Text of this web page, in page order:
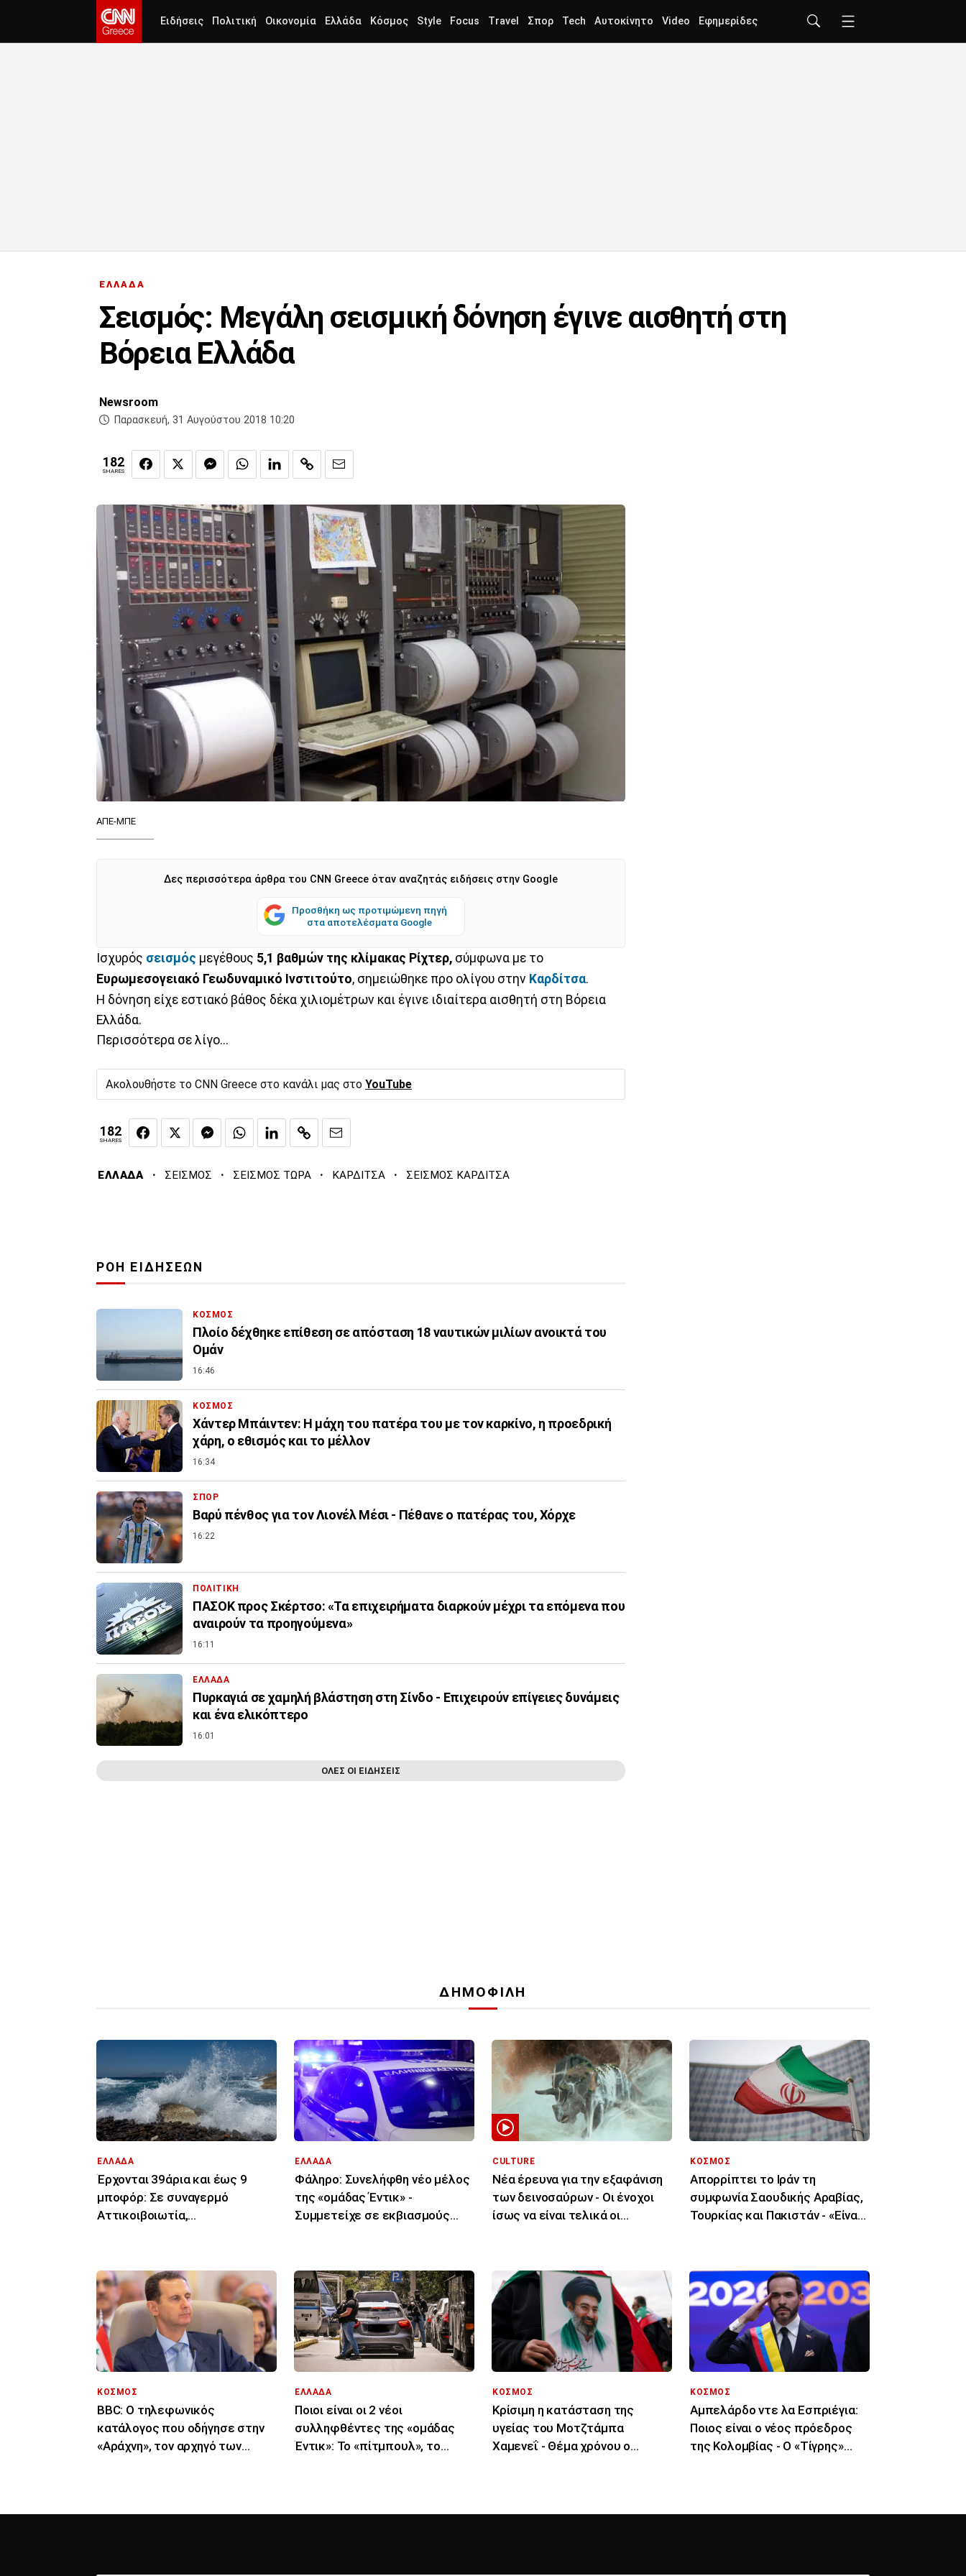
Ειδήσεις Πολιτική Οικονομία Ελλάδα Κόσμος Style Focus Travel Σπορ Tech Αυτοκίνητο Video Εφημερίδες
ΕΛΛΑΔΑ
Σεισμός: Μεγάλη σεισμική δόνηση έγινε αισθητή στη
Βόρεια Ελλάδα
Newsroom
Παρασκευή, 31 Αυγούστου 2018 10:20
182
SHARES
ΑΠΕ-ΜΠΕ
Δες περισσότερα άρθρα του CNN Greece όταν αναζητάς ειδήσεις στην Google
Προσθήκη ως προτιμώμενη πηγή
στα αποτελέσματα Google
Ισχυρός σεισμός μεγέθους 5,1 βαθμών της κλίμακας Ρίχτερ, σύμφωνα με το
Ευρωμεσογειακό Γεωδυναμικό Ινστιτούτο, σημειώθηκε προ ολίγου στην Καρδίτσα.
Η δόνηση είχε εστιακό βάθος δέκα χιλιομέτρων και έγινε ιδιαίτερα αισθητή στη Βόρεια
Ελλάδα.
Περισσότερα σε λίγο...
Ακολουθήστε το CNN Greece στο κανάλι μας στο YouTube
182
SHARES
ΕΛΛΑΔΑ · ΣΕΙΣΜΟΣ · ΣΕΙΣΜΟΣ ΤΩΡΑ · ΚΑΡΔΙΤΣΑ · ΣΕΙΣΜΟΣ ΚΑΡΔΙΤΣΑ
ΡΟΗ ΕΙΔΗΣΕΩΝ
ΚΟΣΜΟΣ
Πλοίο δέχθηκε επίθεση σε απόσταση 18 ναυτικών μιλίων ανοικτά του
Ομάν
16:46
ΚΟΣΜΟΣ
Χάντερ Μπάιντεν: Η μάχη του πατέρα του με τον καρκίνο, η προεδρική
χάρη, ο εθισμός και το μέλλον
16:34
ΣΠΟΡ
Βαρύ πένθος για τον Λιονέλ Μέσι - Πέθανε ο πατέρας του, Χόρχε
16:22
ΠΟΛΙΤΙΚΗ
ΠΑΣΟΚ προς Σκέρτσο: «Τα επιχειρήματα διαρκούν μέχρι τα επόμενα που
αναιρούν τα προηγούμενα»
16:11
ΕΛΛΑΔΑ
Πυρκαγιά σε χαμηλή βλάστηση στη Σίνδο - Επιχειρούν επίγειες δυνάμεις
και ένα ελικόπτερο
16:01
ΟΛΕΣ ΟΙ ΕΙΔΗΣΕΙΣ
ΔΗΜΟΦΙΛΗ
ΕΛΛΑΔΑ
Έρχονται 39άρια και έως 9
μποφόρ: Σε συναγερμό
Αττικοιβοιωτία,
ΕΛΛΑΔΑ
Φάληρο: Συνελήφθη νέο μέλος
της «ομάδας Έντικ» -
Συμμετείχε σε εκβιασμούς
CULTURE
Νέα έρευνα για την εξαφάνιση
των δεινοσαύρων - Οι ένοχοι
ίσως να είναι τελικά οι
ΚΟΣΜΟΣ
Απορρίπτει το Ιράν τη
συμφωνία Σαουδικής Αραβίας,
Τουρκίας και Πακιστάν - «Είναι
ΚΟΣΜΟΣ
BBC: Ο τηλεφωνικός
κατάλογος που οδήγησε στην
«Αράχνη», τον αρχηγό των
ΕΛΛΑΔΑ
Ποιοι είναι οι 2 νέοι
συλληφθέντες της «ομάδας
Έντικ»: Το «πίτμπουλ», το
ΚΟΣΜΟΣ
Κρίσιμη η κατάσταση της
υγείας του Μοτζτάμπα
Χαμενεΐ - Θέμα χρόνου ο
ΚΟΣΜΟΣ
Αμπελάρδο ντε λα Εσπριέγια:
Ποιος είναι ο νέος πρόεδρος
της Κολομβίας - Ο «Τίγρης»